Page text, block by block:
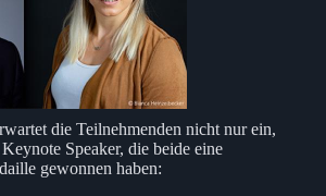
die Teilnehmenden nicht nur ein,
Speaker, die beide eine
gewonnen haben: